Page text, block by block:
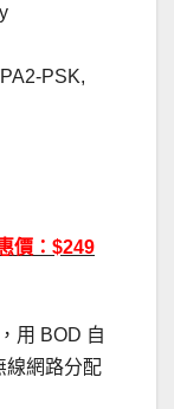
PSK,
價：$249
用 BOD 自
線網路分配